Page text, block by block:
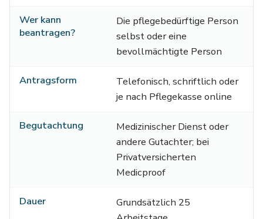
Wer kann
beantragen?
Die pflegebedürftige Person
selbst oder eine
bevollmächtigte Person
Antragsform
Telefonisch, schriftlich oder
je nach Pflegekasse online
Begutachtung
Medizinischer Dienst oder
andere Gutachter; bei
Privatversicherten
Medicproof
Dauer
Grundsätzlich 25